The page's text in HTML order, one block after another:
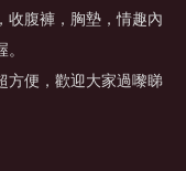
收腹褲，胸墊，情趣內
方便，歡迎大家過嚟睇